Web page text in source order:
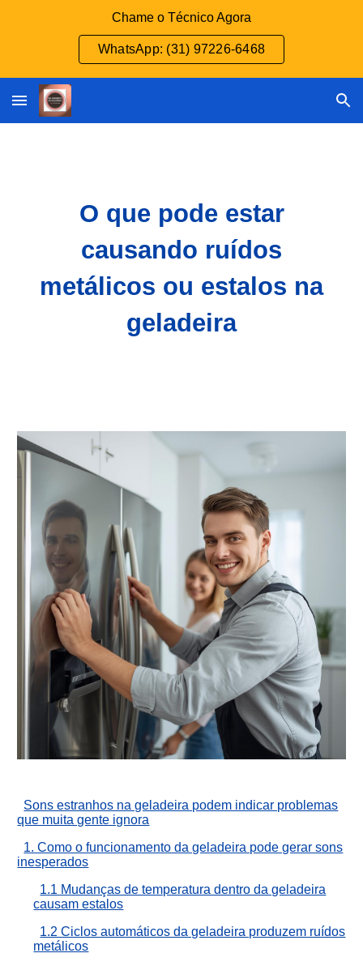
Chame o Técnico Agora
WhatsApp: (31) 97226-6468
O que pode estar
causando ruídos
metálicos ou estalos na
geladeira
Sons estranhos na geladeira podem indicar problemas
que muita gente ignora
1. Como o funcionamento da geladeira pode gerar sons
inesperados
1.1 Mudanças de temperatura dentro da geladeira
causam estalos
1.2 Ciclos automáticos da geladeira produzem ruídos
metálicos